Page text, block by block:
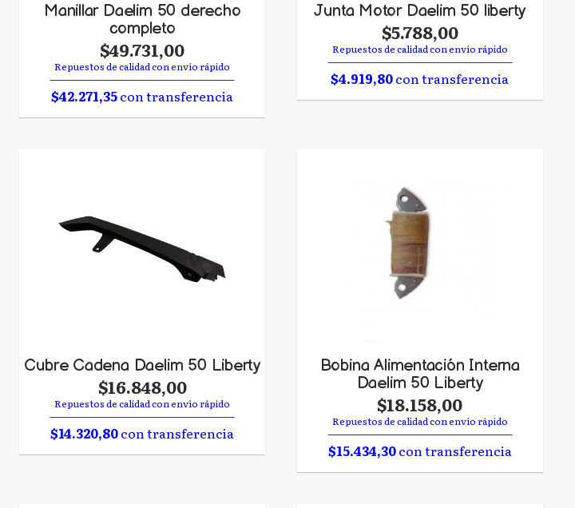
Manillar Daelim 50 derecho
completo
$49.731,00
Repuestos de calidad con envío rápido
$42.271,35con transferencia
Junta Motor Daelim 50 liberty
$5.788,00
Repuestos de calidad con envío rápido
$4.919,80con transferencia
Cubre Cadena Daelim 50 Liberty
$16.848,00
Repuestos de calidad con envío rápido
$14.320,80con transferencia
Bobina Alimentación Interna
Daelim 50 Liberty
$18.158,00
Repuestos de calidad con envío rápido
$15.434,30con transferencia